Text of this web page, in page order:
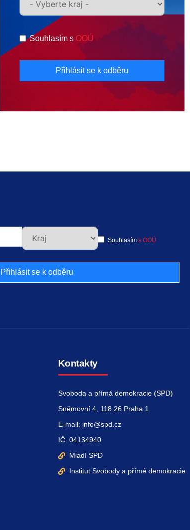
Souhlasím s OOÚ
Přihlásit se k odběru
Souhlasím s OOÚ
Přihlásit se k odběru
Kontakty
Svoboda a přímá demokracie (SPD)
Sněmovní 4, 118 26 Praha 1
E-mail: info@spd.cz
IČ: 04134940
Mladí SPD
Institut Svobody a přímé demokracie